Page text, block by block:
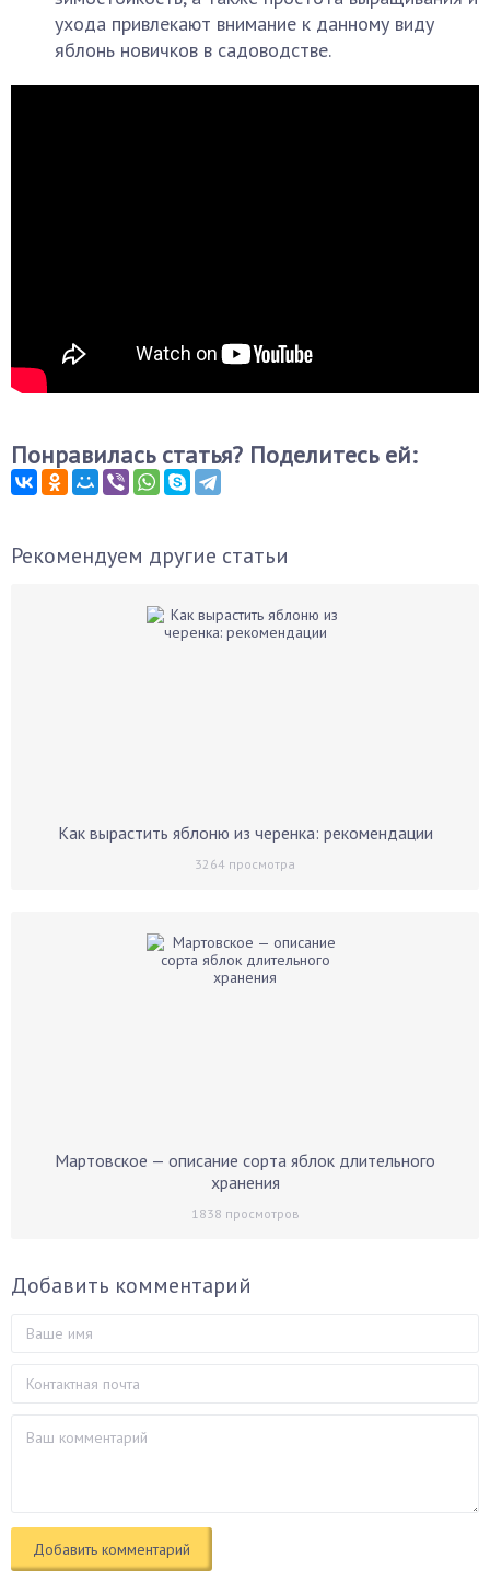
ухода привлекают внимание к данному виду
яблонь новичков в садоводстве.
Понравилась статья? Поделитесь ей:
Рекомендуем другие статьи
Как вырастить яблоню из черенка: рекомендации
3264 просмотра
Мартовское — описание сорта яблок длительного
хранения
1838 просмотров
Добавить комментарий